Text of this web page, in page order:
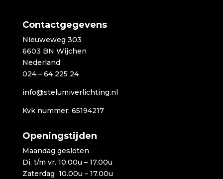
Contactgegevens
Nieuweweg 303
6603 BN Wijchen
Nederland
024 – 64 225 24
info@stelumiverlichting.nl
Kvk nummer: 65194217
Openingstijden
Maandag gesloten
Di. t/m vr. 10.00u – 17.00u
Zaterdag 10.00u – 17.00u